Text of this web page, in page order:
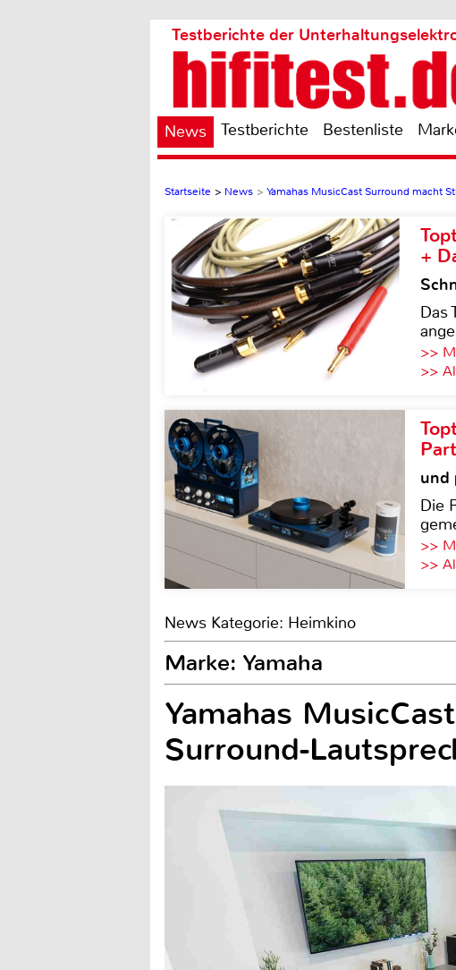
Testberichte der
News Testberichte Bestenliste
Startseite > News > Yamahas MusicCast Surround macht
+
Das
>>
>>
und
Die
>>
>>
News Kategorie: Heimkino
Marke: Yamaha
Yamahas
Surround-